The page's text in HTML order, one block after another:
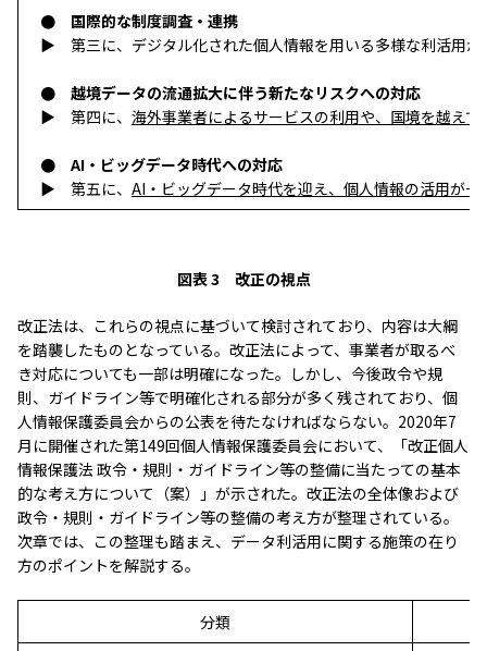
● 国際的な制度調査・連携
▶ 第三に、デジタル化された個人情報を用いる多様な利活用が
● 越境データの流通拡大に伴う新たなリスクへの対応
▶ 第四に、 海外事業者によるサービスの利用や、国境を越え
● AI・ビッグデータ時代への対応
▶ 第五に、 AI・ビッグデータ時代を迎え、個人情報の活用が一
図表 3 改正の視点
改正法は、これらの視点に基づいて検討されており、内容は大綱
を踏襲したものとなっている。改正法によって、事業者が取るべ
き対応についても一部は明確になった。しかし、今後政令や規
則、ガイドライン等で明確化される部分が多く残されており、個
人情報保護委員会からの公表を待たなければならない。2020年7
月に開催された第149回個人情報保護委員会において、「改正個人
情報保護法 政令・規則・ガイドライン等の整備に当たっての基本
的な考え方について（案）」が示された。改正法の全体像および
政令・規則・ガイドライン等の整備の考え方が整理されている。
次章では、この整理も踏まえ、データ利活用に関する施策の在り
方のポイントを解説する。
分類